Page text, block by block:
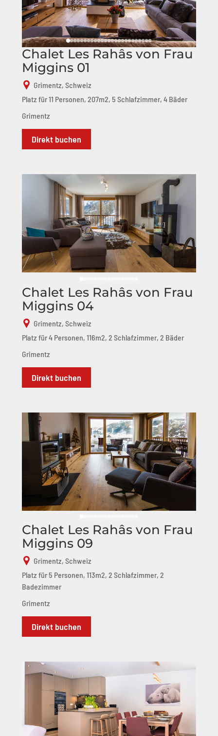
Chalet Les Rahâs von Frau
Miggins 01
Grimentz, Schweiz
Platz für 11 Personen, 207m2, 5 Schlafzimmer, 4 Bäder
Grimentz
Direkt buchen
Chalet Les Rahâs von Frau
Miggins 04
Grimentz, Schweiz
Platz für 4 Personen, 116m2, 2 Schlafzimmer, 2 Bäder
Grimentz
Direkt buchen
Chalet Les Rahâs von Frau
Miggins 09
Grimentz, Schweiz
Platz für 5 Personen, 113m2, 2 Schlafzimmer, 2
Badezimmer
Grimentz
Direkt buchen